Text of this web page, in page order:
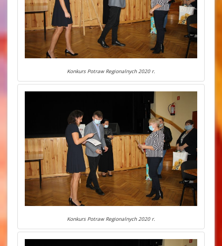
Konkurs Potraw Regionalnych 2020 r.
Konkurs Potraw Regionalnych 2020 r.